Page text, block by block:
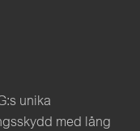
unika
med lång